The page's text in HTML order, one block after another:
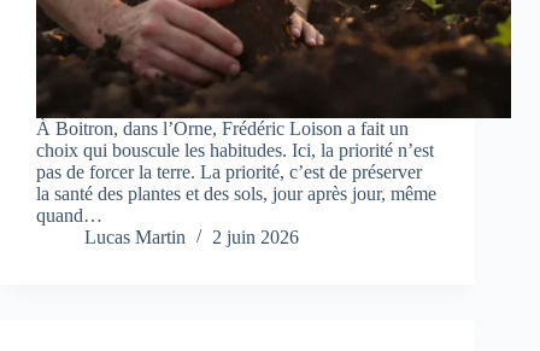
À Boitron, dans l’Orne, Frédéric Loison a fait un
choix qui bouscule les habitudes. Ici, la priorité n’est
pas de forcer la terre. La priorité, c’est de préserver
la santé des plantes et des sols, jour après jour, même
quand…
Lucas Martin
2 juin 2026